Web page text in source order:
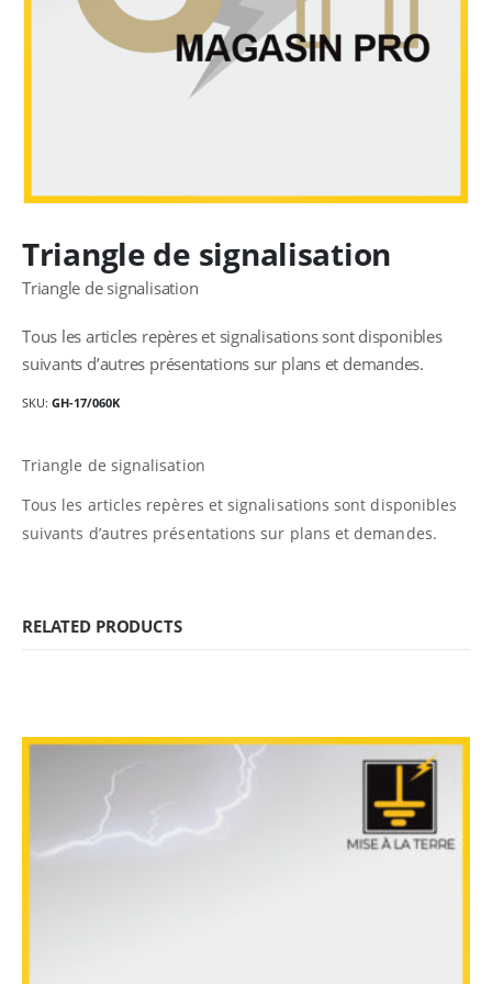
Triangle de signalisation
Triangle de signalisation
Tous les articles repères et signalisations sont disponibles
suivants d’autres présentations sur plans et demandes.
SKU: GH-17/060K
Triangle de signalisation
Tous les articles repères et signalisations sont disponibles
suivants d’autres présentations sur plans et demandes.
RELATED PRODUCTS